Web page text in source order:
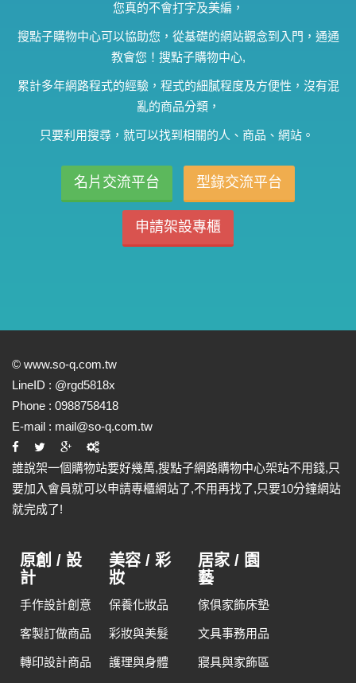
您真的不會打字及美編，
搜點子購物中心可以協助您，從基礎的網站觀念到入門，通通
教會您！搜點子購物中心,
累計多年網路程式的經驗，程式的細膩程度及方便性，沒有混
亂的商品分類，
只要利用搜尋，就可以找到相關的人、商品、網站。
名片交流平台 型錄交流平台
申請架設專櫃
© www.so-q.com.tw
LineID : @rgd5818x
Phone : 0988758418
E-mail : mail@so-q.com.tw
誰說架一個購物站要好幾萬,搜點子網路購物中心架站不用錢,只
要加入會員就可以申請專櫃網站了,不用再找了,只要10分鐘網站
就完成了!
原創 / 設
計
手作設計創意
客製訂做商品
轉印設計商品
美容 / 彩
妝
保養化妝品
彩妝與美髮
護理與身體
居家 / 園
藝
傢俱家飾床墊
文具事務用品
寢具與家飾區